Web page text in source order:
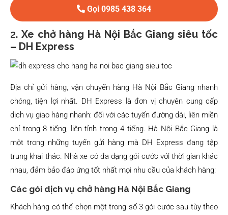
Gọi 0985 438 364
2. Xe chở hàng Hà Nội Bắc Giang siêu tốc
– DH Express
Địa chỉ gửi hàng, vận chuyển hàng Hà Nội Bắc Giang nhanh
chóng, tiện lợi nhất. DH Express là đơn vị chuyên cung cấp
dịch vụ giao hàng nhanh: đối với các tuyến đường dài, liên miền
chỉ trong 8 tiếng, liên tỉnh trong 4 tiếng. Hà Nội Bắc Giang là
một trong những tuyến gửi hàng mà DH Express đang tập
trung khai thác. Nhà xe có đa dạng gói cước với thời gian khác
nhau, đảm bảo đáp ứng tốt nhất mọi nhu cầu của khách hàng:
Các gói dịch vụ chở hàng Hà Nội Bắc Giang
Khách hàng có thể chọn một trong số 3 gói cước sau tùy theo